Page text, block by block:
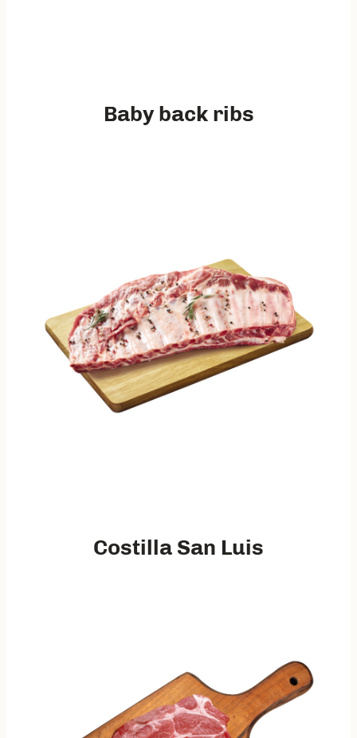
Baby back ribs
Costilla San Luis